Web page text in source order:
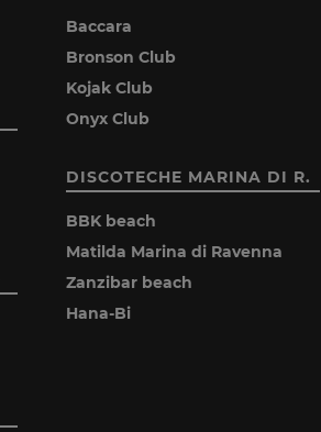
Baccara
Bronson Club
Kojak Club
Onyx Club
DISCOTECHE MARINA DI R.
BBK beach
Matilda Marina di Ravenna
Zanzibar beach
Hana-Bi